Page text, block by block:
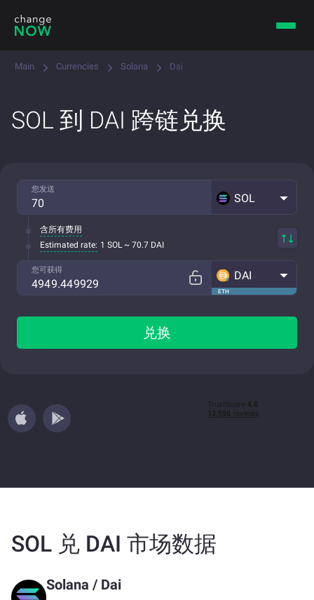
Main Currencies Solana Dai
SOL 到 DAI 跨链兑换
您发送
SOL
含所有费用
Estimated rate: 1 SOL ~ 70.7 DAI
您可获得
ETH
DAI
兑换
SOL 兑 DAI 市场数据
Solana / Dai